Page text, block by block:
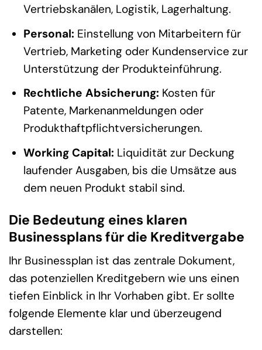
Vertriebskanälen, Logistik, Lagerhaltung.
Personal: Einstellung von Mitarbeitern für
Vertrieb, Marketing oder Kundenservice zur
Unterstützung der Produkteinführung.
Rechtliche Absicherung: Kosten für
Patente, Markenanmeldungen oder
Produkthaftpflichtversicherungen.
Working Capital: Liquidität zur Deckung
laufender Ausgaben, bis die Umsätze aus
dem neuen Produkt stabil sind.
Die Bedeutung eines klaren
Businessplans für die Kreditvergabe
Ihr Businessplan ist das zentrale Dokument,
das potenziellen Kreditgebern wie uns einen
tiefen Einblick in Ihr Vorhaben gibt. Er sollte
folgende Elemente klar und überzeugend
darstellen: